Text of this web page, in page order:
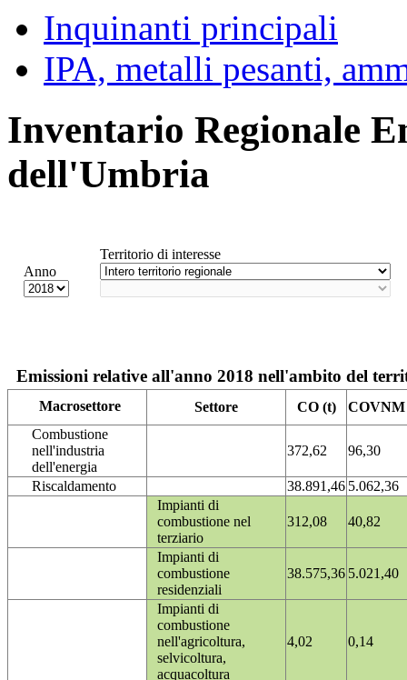
Inquinanti principali
IPA, metalli pesanti,
Inventario Regionale
dell'Umbria
Anno
Territorio di interesse
Emissioni relative all'anno 2018 nell'ambito del
Macrosettore Settore CO (t)
COVNM
Combustione
nell'industria
dell'energia
372,62 96,30
Riscaldamento 38.891,46 5.062,36
Impianti di
combustione nel
terziario
312,08 40,82
Impianti di
combustione
residenziali
38.575,36 5.021,40
Impianti di
combustione
nell'agricoltura,
selvicoltura,
acquacoltura
4,02 0,14